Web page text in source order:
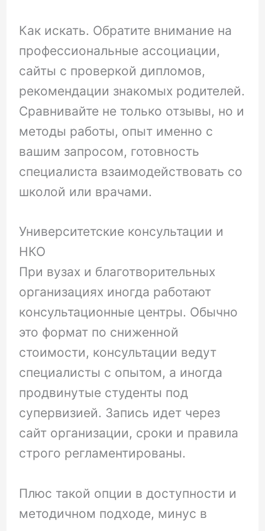
Как искать. Обратите внимание на
профессиональные ассоциации,
сайты с проверкой дипломов,
рекомендации знакомых родителей.
Сравнивайте не только отзывы, но и
методы работы, опыт именно с
вашим запросом, готовность
специалиста взаимодействовать со
школой или врачами.
Университетские консультации и
НКО
При вузах и благотворительных
организациях иногда работают
консультационные центры. Обычно
это формат по сниженной
стоимости, консультации ведут
специалисты с опытом, а иногда
продвинутые студенты под
супервизией. Запись идет через
сайт организации, сроки и правила
строго регламентированы.
Плюс такой опции в доступности и
методичном подходе, минус в